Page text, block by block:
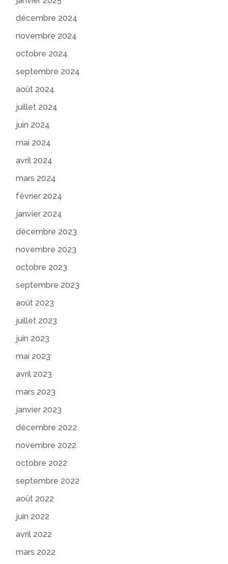
décembre 2024
novembre 2024
octobre 2024
septembre 2024
août 2024
juillet 2024
juin 2024
mai 2024
avril 2024
mars 2024
février 2024
janvier 2024
décembre 2023
novembre 2023
octobre 2023
septembre 2023
août 2023
juillet 2023
juin 2023
mai 2023
avril 2023
mars 2023
janvier 2023
décembre 2022
novembre 2022
octobre 2022
septembre 2022
août 2022
juin 2022
avril 2022
mars 2022